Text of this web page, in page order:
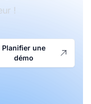
!
Planifier une
démo